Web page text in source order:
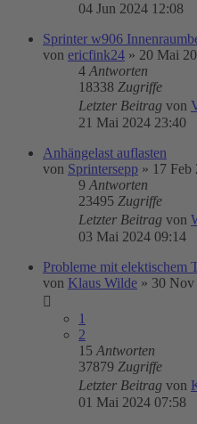
04 Jun 2024 12:08
Sprinter w906
von ericfink24 » 20 Mai
4 Antworten
18338 Zugriffe
Letzter Beitrag von
21 Mai 2024 23:40
Anhängelast auflasten
von Sprintersepp » 17 Feb
9 Antworten
23495 Zugriffe
Letzter Beitrag von
03 Mai 2024 09:14
Probleme mit elektischem
von Klaus Wilde » 30 Nov
1
2
15 Antworten
37879 Zugriffe
Letzter Beitrag von
01 Mai 2024 07:58